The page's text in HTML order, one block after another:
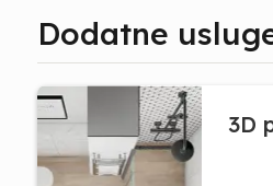
Dodatne
3D